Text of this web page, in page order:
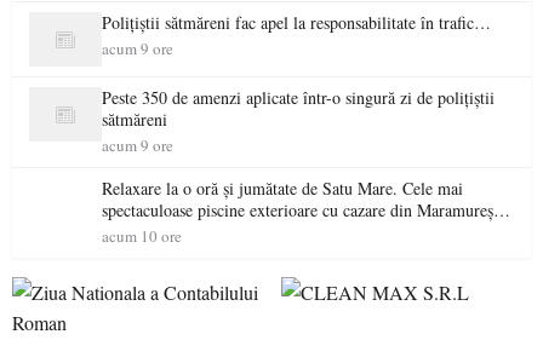
Polițiștii sătmăreni fac apel la responsabilitate în trafic…
acum 9 ore
Peste 350 de amenzi aplicate într-o singură zi de polițiștii
sătmăreni
acum 9 ore
Relaxare la o oră și jumătate de Satu Mare. Cele mai
spectaculoase piscine exterioare cu cazare din Maramureș,
ideale pentru o escapadă de vară
acum 10 ore